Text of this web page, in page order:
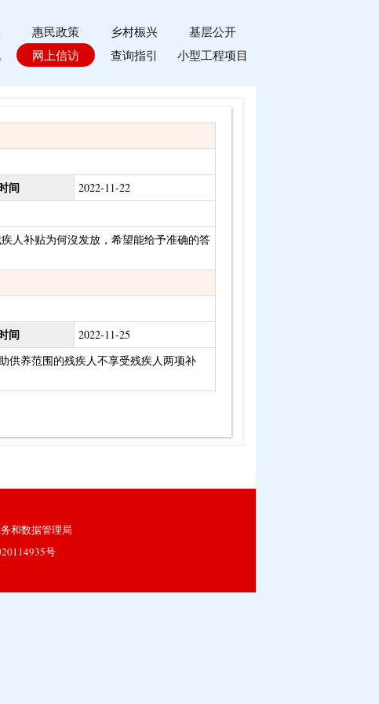
惠民政策 乡村桭兴
基层公开
网上信访 查询指引 小型工程项目
间 2022-11-22
人补贴为何沒发放，希望能给予准确的答
间 2022-11-25
供养范围的残疾人不享受残疾人两项补
和数据管理局
号